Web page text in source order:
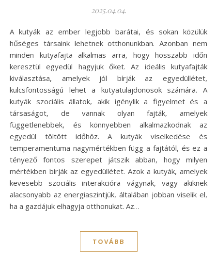
2025.04.04.
A kutyák az ember legjobb barátai, és sokan közülük
hűséges társaink lehetnek otthonunkban. Azonban nem
minden kutyafajta alkalmas arra, hogy hosszabb időn
keresztül egyedül hagyjuk őket. Az ideális kutyafajták
kiválasztása, amelyek jól bírják az egyedüllétet,
kulcsfontosságú lehet a kutyatulajdonosok számára. A
kutyák szociális állatok, akik igénylik a figyelmet és a
társaságot, de vannak olyan fajták, amelyek
függetlenebbek, és könnyebben alkalmazkodnak az
egyedül töltött időhöz. A kutyák viselkedése és
temperamentuma nagymértékben függ a fajtától, és ez a
tényező fontos szerepet játszik abban, hogy milyen
mértékben bírják az egyedüllétet. Azok a kutyák, amelyek
kevesebb szociális interakcióra vágynak, vagy akiknek
alacsonyabb az energiaszintjük, általában jobban viselik el,
ha a gazdájuk elhagyja otthonukat. Az…
TOVÁBB